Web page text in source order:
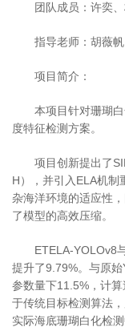
团队成员：许奕
指导老师：胡薇
项目简介：
本项目针对珊瑚
度特征检测方案。
项目创新提出了
H），并引入ELA机制
杂海洋环境的适应性
了模型的高效压缩。
ETELA-YOLOv8
提升了9.79%。与原
参数量下11.5%，计
于传统目标检测算法
实际海底珊瑚白化检